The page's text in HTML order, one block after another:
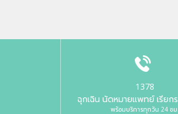
1378
ฉุกเฉิน นัดหมายแพทย์ เรียก
พร้อมบริการทุกวัน 24 ชม.